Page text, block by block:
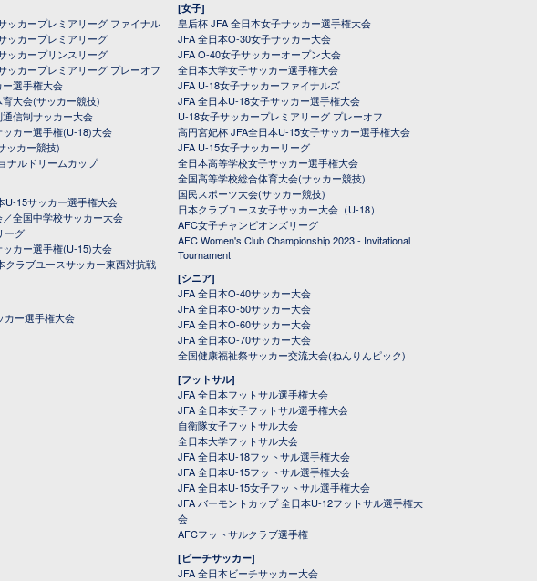
ッカープレミアリーグ ファイナル
ッカープレミアリーグ
ッカープリンスリーグ
ッカープレミアリーグ プレーオフ
選手権大会
大会(サッカー競技)
信制サッカー大会
カー選手権(U-18)大会
ッカー競技)
ナルドリームカップ
U-15サッカー選手権大会
全国中学校サッカー大会
ーグ
カー選手権(U-15)大会
クラブユースサッカー東西対抗戦
カー選手権大会
[女子]
皇后杯 JFA 全日本女子サッカー選手権大会
JFA 全日本O-30女子サッカー大会
JFA O-40女子サッカーオープン大会
全日本大学女子サッカー選手権大会
JFA U-18女子サッカーファイナルズ
JFA 全日本U-18女子サッカー選手権大会
U-18女子サッカープレミアリーグ プレーオフ
高円宮妃杯 JFA全日本U-15女子サッカー選手権大会
JFA U-15女子サッカーリーグ
全日本高等学校女子サッカー選手権大会
全国高等学校総合体育大会(サッカー競技)
国民スポーツ大会(サッカー競技)
日本クラブユース女子サッカー大会（U-18）
AFC女子チャンピオンズリーグ
AFC Women's Club Championship 2023 - Invitational
Tournament
[シニア]
JFA 全日本O-40サッカー大会
JFA 全日本O-50サッカー大会
JFA 全日本O-60サッカー大会
JFA 全日本O-70サッカー大会
全国健康福祉祭サッカー交流大会(ねんりんピック)
[フットサル]
JFA 全日本フットサル選手権大会
JFA 全日本女子フットサル選手権大会
自衛隊女子フットサル大会
全日本大学フットサル大会
JFA 全日本U-18フットサル選手権大会
JFA 全日本U-15フットサル選手権大会
JFA 全日本U-15女子フットサル選手権大会
JFA バーモントカップ 全日本U-12フットサル選手権大
会
AFCフットサルクラブ選手権
[ビーチサッカー]
JFA 全日本ビーチサッカー大会